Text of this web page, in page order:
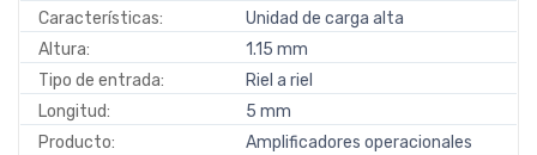
Características:
Unidad de carga alta
Altura:
1.15 mm
Tipo de entrada:
Riel a riel
Longitud:
5 mm
Producto:
Amplificadores operacionales